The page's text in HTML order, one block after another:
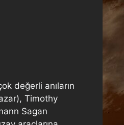
değerli anıların
Timothy
Sagan